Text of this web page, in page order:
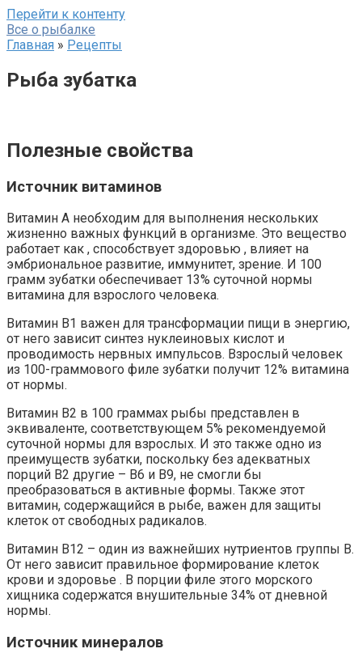
Перейти к контенту
Все о рыбалке
Главная » Рецепты
Рыба зубатка
Полезные свойства
Источник витаминов
Витамин А необходим для выполнения нескольких
жизненно важных функций в организме. Это вещество
работает как , способствует здоровью , влияет на
эмбриональное развитие, иммунитет, зрение. И 100
грамм зубатки обеспечивает 13% суточной нормы
витамина для взрослого человека.
Витамин В1 важен для трансформации пищи в энергию,
от него зависит синтез нуклеиновых кислот и
проводимость нервных импульсов. Взрослый человек
из 100-граммового филе зубатки получит 12% витамина
от нормы.
Витамин В2 в 100 граммах рыбы представлен в
эквиваленте, соответствующем 5% рекомендуемой
суточной нормы для взрослых. И это также одно из
преимуществ зубатки, поскольку без адекватных
порций В2 другие – В6 и В9, не смогли бы
преобразоваться в активные формы. Также этот
витамин, содержащийся в рыбе, важен для защиты
клеток от свободных радикалов.
Витамин В12 – один из важнейших нутриентов группы В.
От него зависит правильное формирование клеток
крови и здоровье . В порции филе этого морского
хищника содержатся внушительные 34% от дневной
нормы.
Источник минералов